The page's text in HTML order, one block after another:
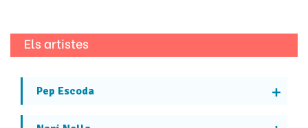
Els artistes
Pep Escoda